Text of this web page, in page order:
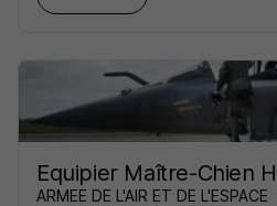
Equipier Maître-Chien
ARMEE DE L'AIR ET DE L'ESPACE